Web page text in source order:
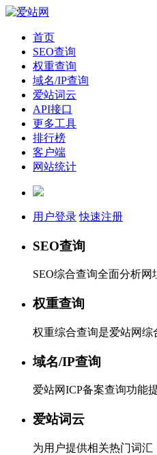
首页
SEO查询
权重查询
域名/IP查询
爱站词云
API接口
更多工具
排行榜
客户端
网站统计
用户登录 快速注册
SEO查询
SEO综合查询全面分析网
权重查询
权重综合查询是爱站网综
域名/IP查询
爱站网ICP备案查询功能
爱站词云
为用户提供相关热门词汇